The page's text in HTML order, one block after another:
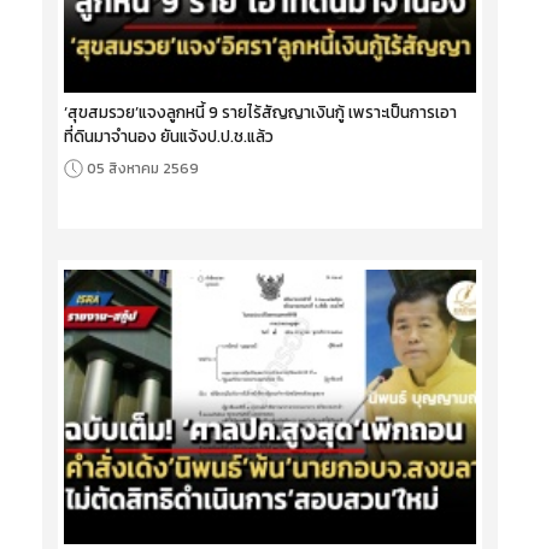
‘สุขสมรวย’แจงลูกหนี้ 9 รายไร้สัญญาเงินกู้ เพราะเป็นการเอา
ที่ดินมาจำนอง ยันแจ้งป.ป.ช.แล้ว
05 สิงหาคม 2569